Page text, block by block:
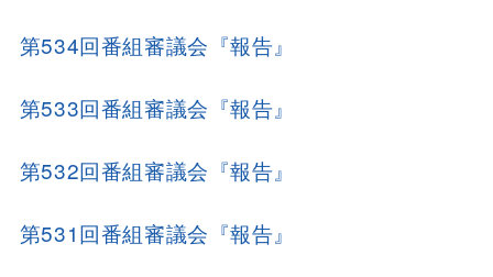
第534回番組審議会『報告』
第533回番組審議会『報告』
第532回番組審議会『報告』
第531回番組審議会『報告』